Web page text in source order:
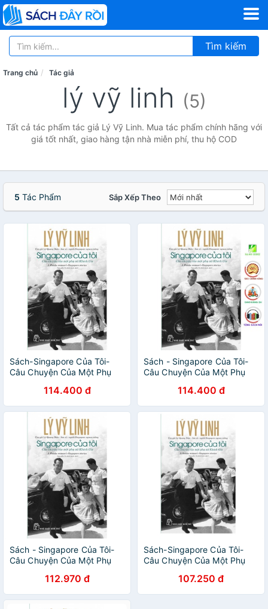
Tìm kiếm
Trang chủ Tác giả
lý vỹ linh (5)
Tất cả tác phẩm tác giả Lý Vỹ Linh. Mua tác phẩm chính hãng với
giá tốt nhất, giao hàng tận nhà miễn phí, thu hộ COD
5 Tác Phẩm Sắp Xếp Theo
Sách-Singapore Của Tôi-
Câu Chuyện Của Một Phụ
114.400 đ
Sách - Singapore Của Tôi-
Câu Chuyện Của Một Phụ
114.400 đ
Sách - Singapore Của Tôi-
Câu Chuyện Của Một Phụ
112.970 đ
Sách-Singapore Của Tôi-
Câu Chuyện Của Một Phụ
107.250 đ